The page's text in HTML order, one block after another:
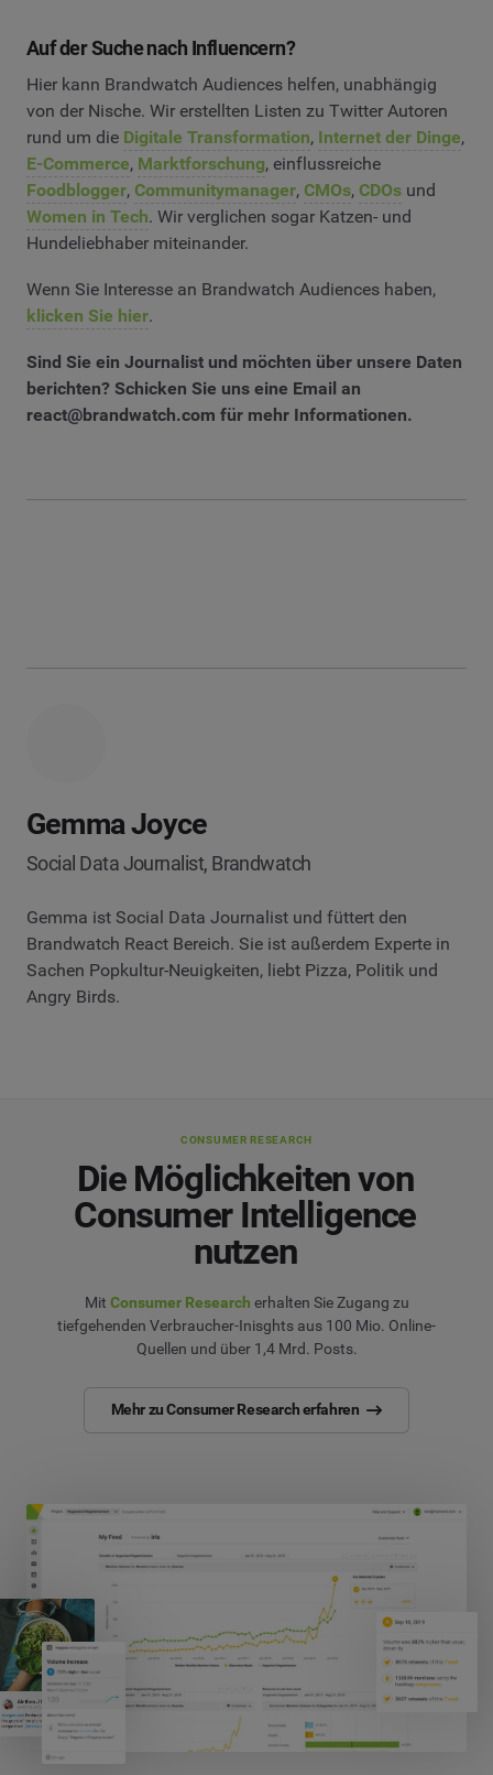
Auf der Suche nach Influencern?
Hier kann Brandwatch Audiences helfen, unabhängig
von der Nische. Wir erstellten Listen zu Twitter Autoren
rund um die Digitale Transformation, Internet der Dinge,
E-Commerce, Marktforschung, einflussreiche
Foodblogger, Communitymanager, CMOs, CDOs und
Women in Tech. Wir verglichen sogar Katzen- und
Hundeliebhaber miteinander.
Wenn Sie Interesse an Brandwatch Audiences haben,
klicken Sie hier.
Sind Sie ein Journalist und möchten über unsere Daten
berichten? Schicken Sie uns eine Email an
react@brandwatch.com für mehr Informationen.
Gemma Joyce
Social Data Journalist, Brandwatch
Gemma ist Social Data Journalist und füttert den
Brandwatch React Bereich. Sie ist außerdem Experte in
Sachen Popkultur-Neuigkeiten, liebt Pizza, Politik und
Angry Birds.
CONSUMER RESEARCH
Die Möglichkeiten von
Consumer Intelligence
nutzen
Mit Consumer Research erhalten Sie Zugang zu
tiefgehenden Verbraucher-Inisghts aus 100 Mio. Online-
Quellen und über 1,4 Mrd. Posts.
Mehr zu Consumer Research erfahren